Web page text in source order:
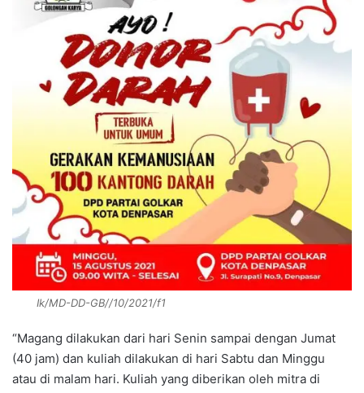
Ik/MD-DD-GB//10/2021/f1
“Magang dilakukan dari hari Senin sampai dengan Jumat
(40 jam) dan kuliah dilakukan di hari Sabtu dan Minggu
atau di malam hari. Kuliah yang diberikan oleh mitra di